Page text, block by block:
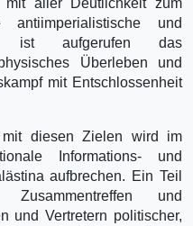
und
ist aufgerufen das
Überleben und
mit Entschlossenheit
diesen Zielen wird im
Informations- und
aufbrechen. Ein Teil
und
und Vertretern politischer,